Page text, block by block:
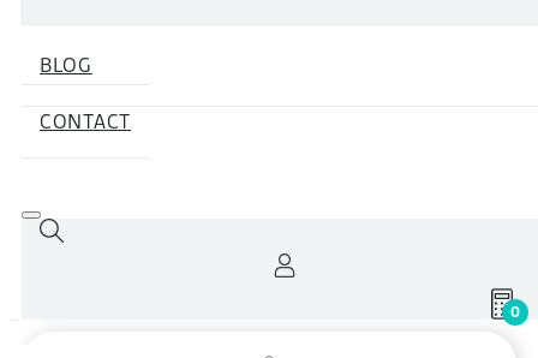
BLOG
CONTACT
0